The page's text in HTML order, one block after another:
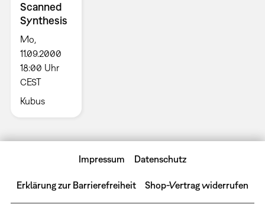
Scanned
Synthesis
Mo,
11.09.2000
18:00 Uhr
CEST
Kubus
Impressum Datenschutz
Erklärung zur Barrierefreiheit Shop-Vertrag widerrufen